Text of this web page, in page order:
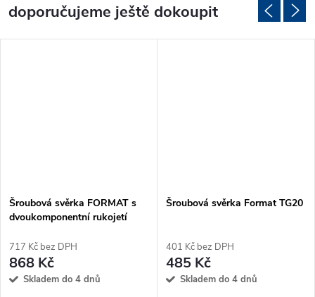
doporučujeme ještě dokoupit
Šroubová svěrka FORMAT s
dvoukomponentní rukojetí
717 Kč bez DPH
868 Kč
Skladem do 4 dnů
Šroubová svěrka Format TG20
401 Kč bez DPH
485 Kč
Skladem do 4 dnů